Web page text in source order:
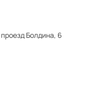
Болдина, 6